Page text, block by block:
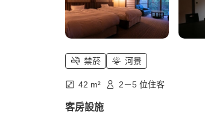
禁菸 河景
42 m² 2－5 位住客
客房設施